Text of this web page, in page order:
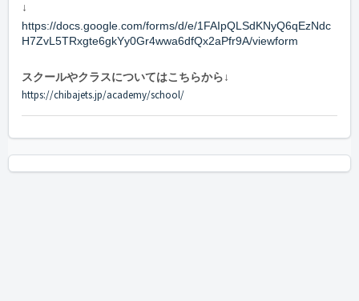
↓
https://docs.google.com/forms/d/e/1FAIpQLSdKNyQ6qEzNdc
H7ZvL5TRxgte6gkYy0Gr4wwa6dfQx2aPfr9A/viewform
スクールやクラスについてはこちらから↓
https://chibajets.jp/academy/school/